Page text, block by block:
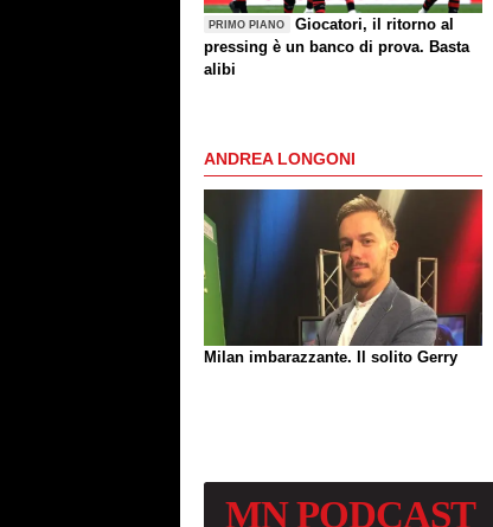
PRIMO PIANO
Giocatori, il ritorno al
pressing è un banco di prova. Basta
alibi
ANDREA LONGONI
Milan imbarazzante. Il solito Gerry
MNPODCAST